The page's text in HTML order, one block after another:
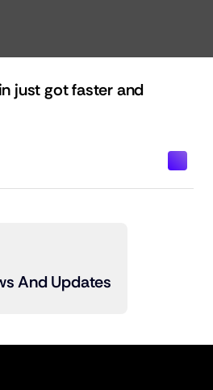
just got faster and
delad enhet som ett
And Updates